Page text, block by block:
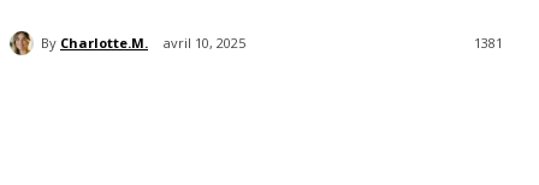
By Charlotte.M. avril 10, 2025 1381